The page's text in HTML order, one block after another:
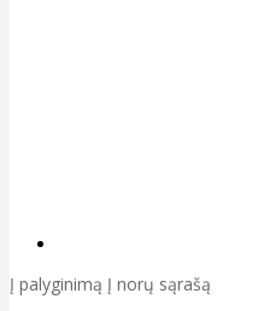
Į palyginimą Į norų sąrašą